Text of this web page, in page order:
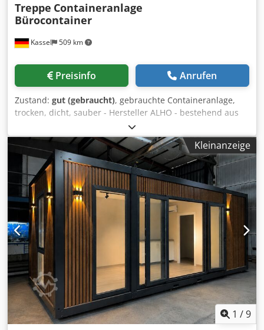
Kassel 509 km
Treppe Containeranlage
Bürocontainer
Preisinfo Anrufen
Zustand: gut (gebraucht), gebrauchte Containeranlage,
trocken, dicht, sauber - Hersteller ALHO - bestehend aus
16x Raumcontainer + 2 Stück Teppencontainer a 20 Fuss
Containern = ca. 270m² - aktuelle Nutzung - Ersatzschule-
Freizug ab 31.07.26 - Einzelverkauf zu je 4 Containern =
60m² möglich Maße je Container: Länge: 6,00m Breite:
2,50m Aussenhöhe: 2,95m Innenhöhe: 2,50m Dämmung:
Wand: 80mm Boden: 100mm Decke: 80mm Ausstattung: -
mittiges Treppenhaus bestehend aus 2x 20ft Containern -
4 Klassenräume bestehend aus jeweils 4x 20ft Containern
- 2 Fluchttreppen für das OG - Kunststofffenster mit
Isolierverglasung und Kipp-/ Drehfunktion - Jalousien -
Elektroheizung - Dichtgummis - Wandverkleidung -
Deckenverkleidung Dedpfszq Eipsx Ah Sjck -
Übertrittsbleche - Containerklammern - Akustikelemente
Unterlagen des Herstellers liegen vor. Beladung und
Transport kann organisiert werden. Es werden nur
ernstgemeinte und seriöse Anfragen unter Angabe von:
Namen, E-Mail-Adresse und Telefonnummer beantwortet.
Kleinanzeige
1 /9